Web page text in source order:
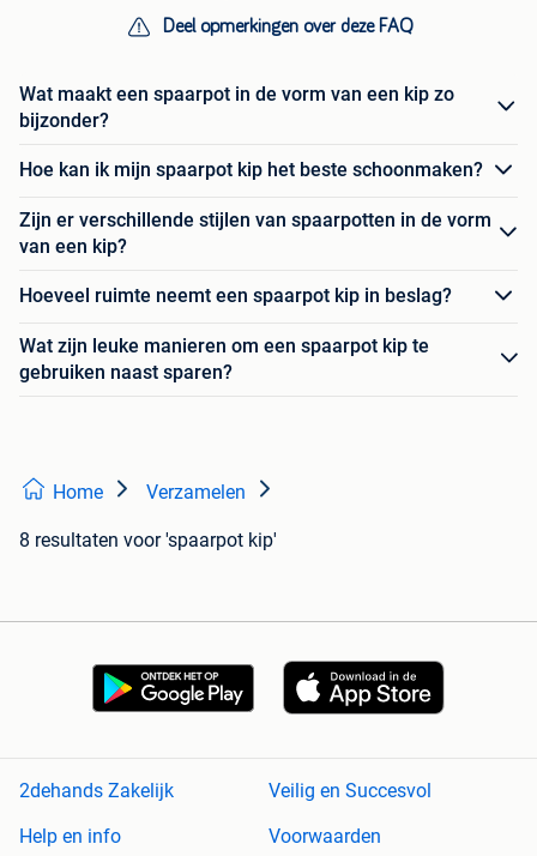
Deel opmerkingen over deze FAQ
Wat maakt een spaarpot in de vorm van een kip zo
bijzonder?
Hoe kan ik mijn spaarpot kip het beste schoonmaken?
Zijn er verschillende stijlen van spaarpotten in de vorm
van een kip?
Hoeveel ruimte neemt een spaarpot kip in beslag?
Wat zijn leuke manieren om een spaarpot kip te
gebruiken naast sparen?
Home Verzamelen
8 resultaten voor 'spaarpot kip'
2dehands Zakelijk
Veilig en Succesvol
Help en info
Voorwaarden